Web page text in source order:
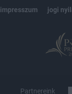
impresszum jogi
Partnereink